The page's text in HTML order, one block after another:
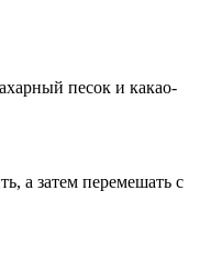
песок и какао-
а затем перемешать с